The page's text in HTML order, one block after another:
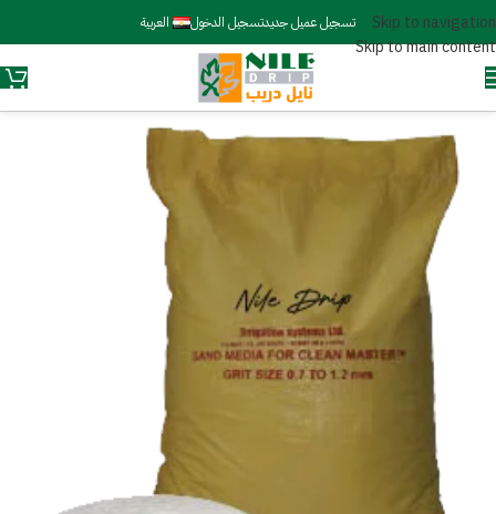
Skip to navigation
Skip to main content
تسجيل عميل جديدتسجيل الدخول العربية